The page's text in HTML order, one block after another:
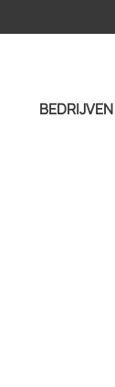
BEDRIJVEN